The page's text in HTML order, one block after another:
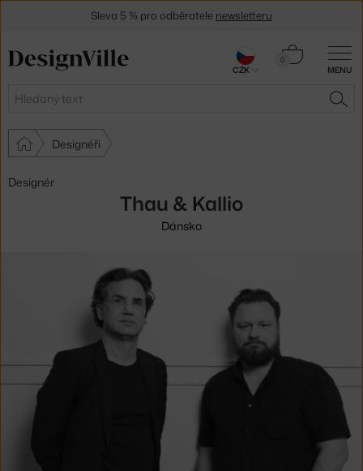
MENU
Hledat
0
Košík
Designéři
Designér
Thau & Kallio
Dánsko
Sleva 5 % pro odběratele newsletteru
CZK